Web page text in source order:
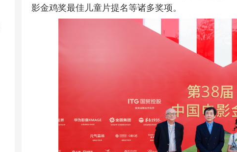
影金鸡奖最佳儿童片提名等诸多奖项。